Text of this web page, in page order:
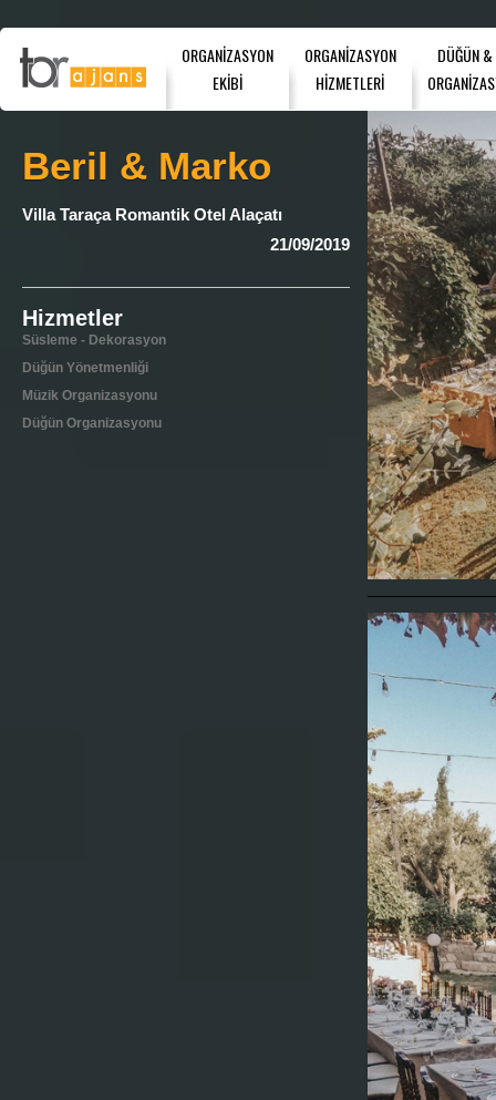
ORGANİZASYON
EKİBİ
ORGANİZASYON
HİZMETLERİ
DÜĞÜN
Beril & Marko
Villa Taraça Romantik Otel Alaçatı
21/09/2019
Hizmetler
Süsleme - Dekorasyon
Düğün Yönetmenliği
Müzik Organizasyonu
Düğün Organizasyonu